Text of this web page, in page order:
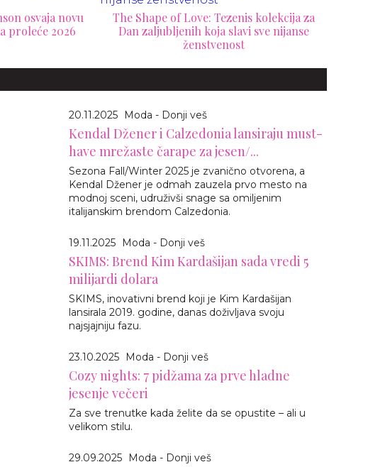
osvaja novu
proleće 2026
The Shape of Love: Tezenis kolekcija za
Dan zaljubljenih koja slavi sve nijanse
ženstvenost
20.11.2025 Moda - Donji veš
Kendal Džener i Calzedonia lansiraju must-
have mrežaste čarape za jesen/...
Sezona Fall/Winter 2025 je zvanično otvorena, a
Kendal Džener je odmah zauzela prvo mesto na
modnoj sceni, udruživši snage sa omiljenim
italijanskim brendom Calzedonia.
19.11.2025 Moda - Donji veš
SKIMS: Brend Kim Kardašijan sada vredi 5
milijardi dolara
SKIMS, inovativni brend koji je Kim Kardašijan
lansirala 2019. godine, danas doživljava svoju
najsjajniju fazu.
23.10.2025 Moda - Donji veš
Cozy nights: 7 pidžama za prve hladne
jesenje večeri
Za sve trenutke kada želite da se opustite – ali u
velikom stilu.
29.09.2025 Moda - Donji veš